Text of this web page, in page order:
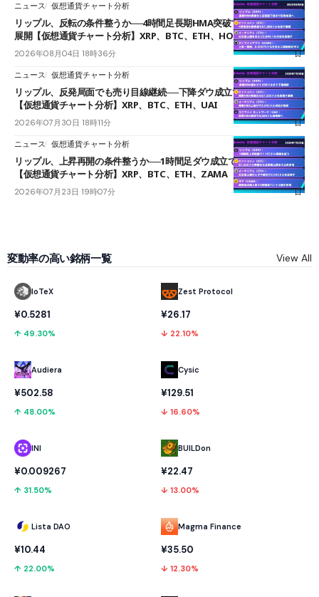
ニュース 仮想通貨チャート分析
リップル、反転の条件整うか──4時間足長期HMA突破で雲下端を目指す
展開【仮想通貨チャート分析】XRP、BTC、ETH、HOME
2026年08月04日 18時36分
ニュース 仮想通貨チャート分析
リップル、反発局面でも売り目線継続──下降ダウ成立で下値追う展開
【仮想通貨チャート分析】XRP、BTC、ETH、UAI
2026年07月30日 18時11分
ニュース 仮想通貨チャート分析
リップル、上昇再開の条件整うか──1時間足ダウ成立で1.185ドルを狙う
【仮想通貨チャート分析】XRP、BTC、ETH、ZAMA
2026年07月23日 19時07分
変動率の高い銘柄一覧 View All
IoTeX
¥0.5281
↑ 49.30%
Audiera
¥502.58
↑ 48.00%
INI
¥0.009267
↑ 31.50%
Lista DAO
¥10.44
↑ 22.00%
Zest Protocol
¥26.17
↓ 22.10%
Cysic
¥129.51
↓ 16.60%
BUILDon
¥22.47
↓ 13.00%
Magma Finance
¥35.50
↓ 12.30%